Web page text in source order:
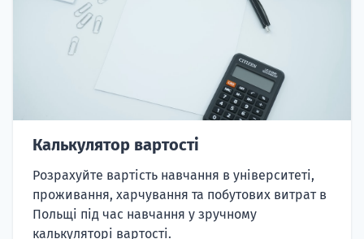
проживання, харчування та побутових витрат в
Польщі під час навчання у зручному
калькуляторі вартості.